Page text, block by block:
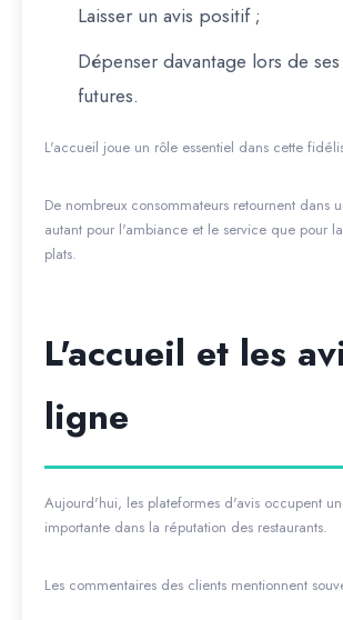
Laisser un avis positif ;
Dépenser davantage lors de
futures.
L'accueil joue un rôle essentiel dans cette
De nombreux consommateurs retournent dans
autant pour l'ambiance et le service que pour
plats.
L'accueil et les
ligne
Aujourd'hui, les plateformes d'avis occupent
importante dans la réputation des restaurants.
Les commentaires des clients mentionnent